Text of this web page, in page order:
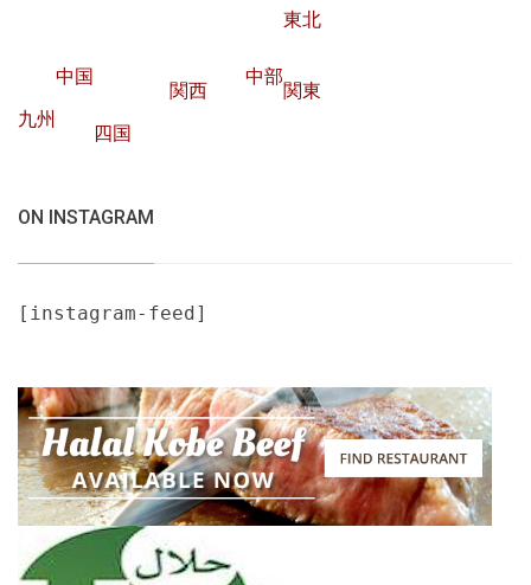
東北
中部
中国
関西
関東
九州
四国
ON INSTAGRAM
[instagram-feed]